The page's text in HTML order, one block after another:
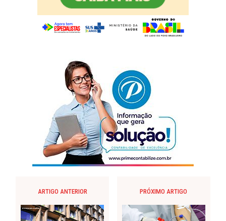
ARTIGO ANTERIOR PRÓXIMO ARTIGO